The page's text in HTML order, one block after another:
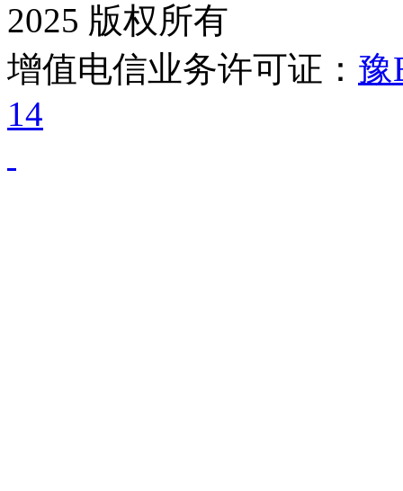
2025 版权所有
增值电信业务许可证： 豫
14